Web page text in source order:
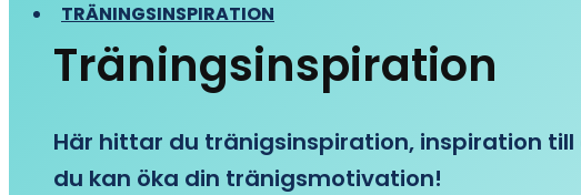
TRÄNINGSINSPIRATION
Träningsinspiration
Här hittar du tränigsinspiration, inspiration
du kan öka din tränigsmotivation!